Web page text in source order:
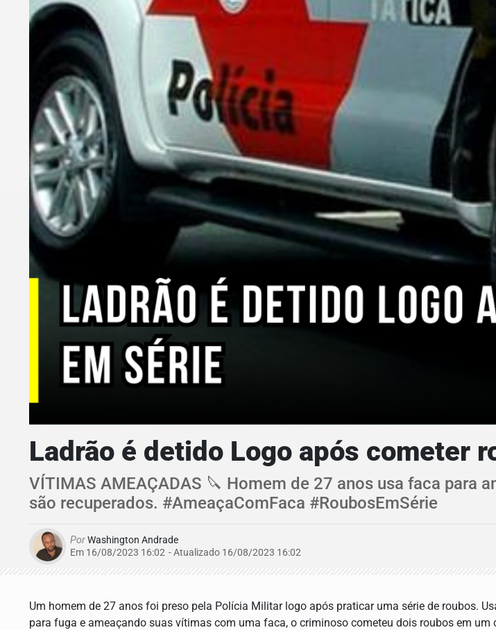
Ladrão é detido Logo após cometer
VÍTIMAS AMEAÇADAS 🔪 Homem de 27 anos usa faca para
são recuperados. #AmeaçaComFaca #RoubosEmSérie
PorWashington Andrade
Em 16/08/2023 16:02 - Atualizado 16/08/2023 16:02
Um homem de 27 anos foi preso pela Polícia Militar logo após praticar uma série de roubos.
para fuga e ameaçando suas vítimas com uma faca, o criminoso cometeu dois roubos em um